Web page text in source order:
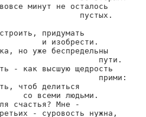
минут не осталось
пустых.
придумать
и изобрести.
но уже беспредельны
пути.
- как высшую щедрость
прими:
чтоб делиться
со всеми людьми.
счастья? Мне -
- суровость нужна,